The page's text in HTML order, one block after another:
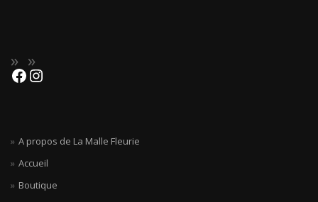
A propos de La Malle Fleurie
Accueil
Boutique